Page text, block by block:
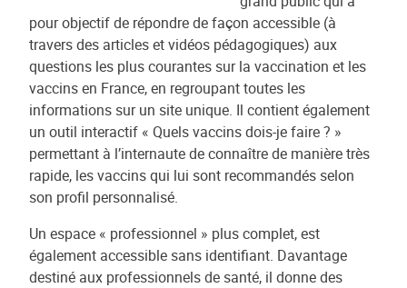
pour objectif de répondre de façon accessible (à
travers des articles et vidéos pédagogiques) aux
questions les plus courantes sur la vaccination et les
vaccins en France, en regroupant toutes les
informations sur un site unique. Il contient également
un outil interactif « Quels vaccins dois-je faire ? »
permettant à l’internaute de connaître de manière très
rapide, les vaccins qui lui sont recommandés selon
son profil personnalisé.
Un espace « professionnel » plus complet, est
également accessible sans identifiant. Davantage
destiné aux professionnels de santé, il donne des